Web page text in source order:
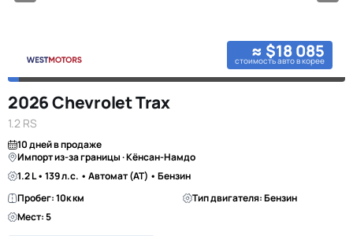
≈ $18 085
стоимость авто в корее
2026 Chevrolet Trax
1.2 RS
10 дней в продаже
Импорт из-за границы · Кёнсан-Намдо
1.2 L • 139 л.с. • Автомат (AT) • Бензин
Пробег: 10к км
Тип двигателя: Бензин
Мест: 5